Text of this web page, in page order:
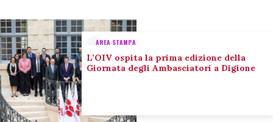
AREA STAMPA
L’OIV ospita la prima edizione della
Giornata degli Ambasciatori a Digione